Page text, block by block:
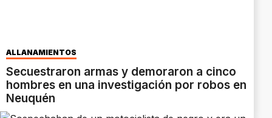
ALLANAMIENTOS
Secuestraron armas y demoraron a cinco
hombres en una investigación por robos en
Neuquén